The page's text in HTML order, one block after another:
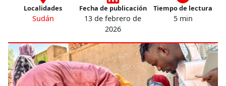
Localidades
Sudán
Fecha de publicación
13 de febrero de
2026
Tiempo de lectura
5 min